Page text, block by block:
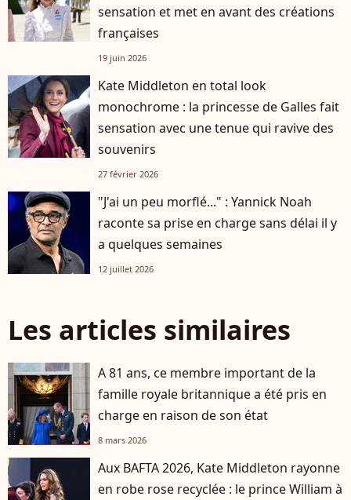
sensation et met en avant des créations
françaises
19 juin 2026
Kate Middleton en total look
monochrome : la princesse de Galles fait
sensation avec une tenue qui ravive des
souvenirs
27 février 2026
"J'ai un peu morflé..." : Yannick Noah
raconte sa prise en charge sans délai il y
a quelques semaines
12 juillet 2026
Les articles similaires
A 81 ans, ce membre important de la
famille royale britannique a été pris en
charge en raison de son état
8 mars 2026
Aux BAFTA 2026, Kate Middleton rayonne
en robe rose recyclée : le prince William à